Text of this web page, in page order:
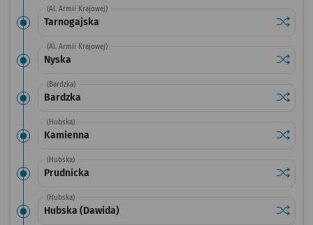
(Al. Armii Krajowej)
Tarnogajska
(Al. Armii Krajowej)
Nyska
(Bardzka)
Bardzka
(Hubska)
Kamienna
(Hubska)
Prudnicka
(Hubska)
Hubska (Dawida)